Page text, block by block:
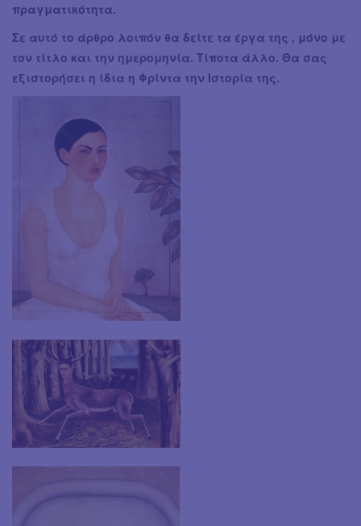
πραγματικότητα.
Σε αυτό το άρθρο λοιπόν θα δείτε τα έργα της , μόνο με
τον τίτλο και την ημερομηνία. Τίποτα άλλο. Θα σας
εξιστορήσει η ίδια η Φρίντα την Ιστορία της.